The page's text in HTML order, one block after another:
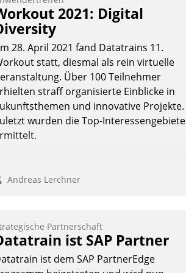
2021: Digital
28. April 2021 fand Datatrains 11.
statt, diesmal als rein virtuelle
Über 100 Teilnehmer
straff organisierte Einblicke in
und innovative Projekte.
wurden die Top-Interessengebiete
Andreas Lerchner
Partnerschaft
ist SAP Partner
ist dem SAP PartnerEdge